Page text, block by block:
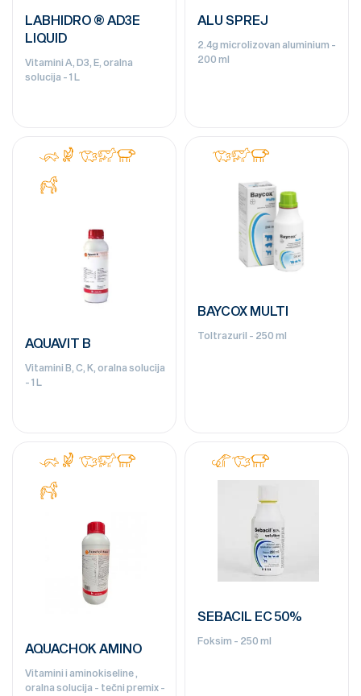
LABHIDRO ® AD3E
LIQUID
Vitamini A, D3, E, oralna
solucija - 1 L
ALU SPREJ
2.4g microlizovan aluminium -
200 ml
AQUAVIT B
Vitamini B, C, K, oralna solucija
- 1 L
BAYCOX MULTI
Toltrazuril - 250 ml
AQUACHOK AMINO
Vitamini i aminokiseline ,
oralna solucija - tečni premix -
SEBACIL EC 50%
Foksim - 250 ml